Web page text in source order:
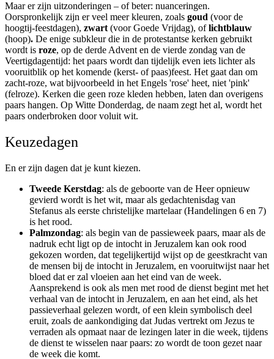
Maar er zijn uitzonderingen – of beter: nuanceringen.
Oorspronkelijk zijn er veel meer kleuren, zoals goud (voor de
hoogtij-feestdagen), zwart (voor Goede Vrijdag), oflichtblauw
(hoop). De enige subkleur die in de protestantse kerken gebruikt
wordt is roze, op de derde Advent en de vierde zondag van de
Veertigdagentijd: het paars wordt dan tijdelijk even iets lichter als
vooruitblik op het komende (kerst- of paas)feest. Het gaat dan om
zacht-roze, wat bijvoorbeeld in het Engels 'rose' heet, niet 'pink'
(felroze). Kerken die geen roze kleden hebben, laten dan overigens
paars hangen. Op Witte Donderdag, de naam zegt het al, wordt het
paars onderbroken door voluit wit.
Keuzedagen
En er zijn dagen dat je kunt kiezen.
Tweede Kerstdag: als de geboorte van de Heer opnieuw
gevierd wordt is het wit, maar als gedachtenisdag van
Stefanus als eerste christelijke martelaar (Handelingen 6 en 7)
is het rood.
Palmzondag: als begin van de passieweek paars, maar als de
nadruk echt ligt op de intocht in Jeruzalem kan ook rood
gekozen worden, dat tegelijkertijd wijst op de geestkracht van
de mensen bij de intocht in Jeruzalem, en vooruitwijst naar het
bloed dat er zal vloeien aan het eind van de week.
Aansprekend is ook als men met rood de dienst begint met het
verhaal van de intocht in Jeruzalem, en aan het eind, als het
passieverhaal gelezen wordt, of een klein symbolisch deel
eruit, zoals de aankondiging dat Judas vertrekt om Jezus te
verraden als opmaat naar de lezingen later in die week, tijdens
de dienst te wisselen naar paars: zo wordt de toon gezet naar
de week die komt.